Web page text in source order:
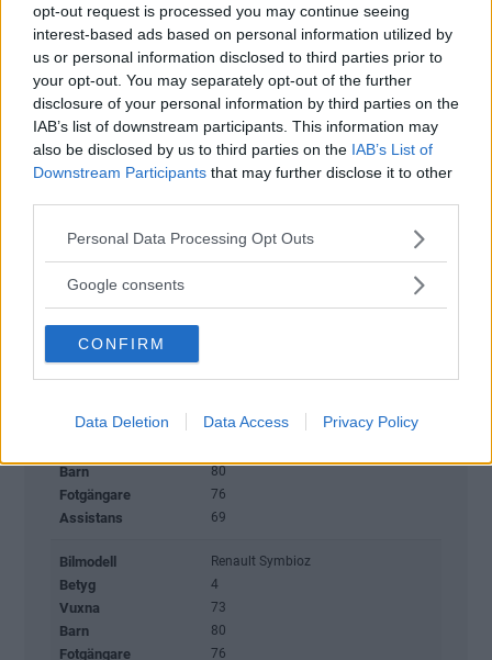
opt-out request is processed you may continue seeing
interest-based ads based on personal information utilized by
us or personal information disclosed to third parties prior to
your opt-out. You may separately opt-out of the further
disclosure of your personal information by third parties on the
IAB’s list of downstream participants. This information may
also be disclosed by us to third parties on the IAB’s List of
Downstream Participants that may further disclose it to other
Please note that this website/app uses one or more Google
not limited to your visit or usage behaviour. You may click to
use your data for below specified purposes in below Google
consent section.
Personal Data Processing Opt Outs
Google consents
CONFIRM
Data Deletion Data Access Privacy Policy